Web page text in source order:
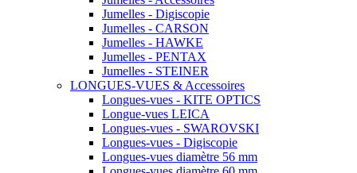
Jumelles - Digiscopie
Jumelles - CARSON
Jumelles - HAWKE
Jumelles - PENTAX
Jumelles - STEINER
LONGUES-VUES & Accessoires
Longues-vues - KITE OPTICS
Longue-vues LEICA
Longues-vues - SWAROVSKI
Longues-vues - Digiscopie
Longues-vues diamètre 56 mm